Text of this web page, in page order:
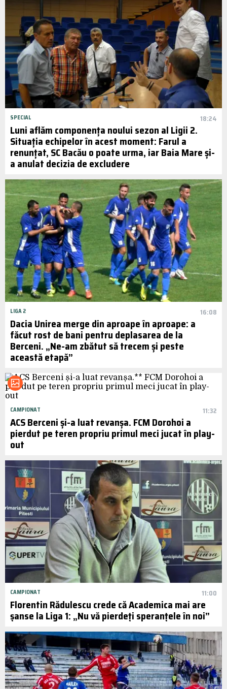
SPECIAL 18:24
Luni aflăm componența noului sezon al Ligii 2.
Situația echipelor în acest moment: Farul a
renunțat, SC Bacău o poate urma, iar Baia Mare și-
a anulat decizia de excludere
LIGA 2 16:08
Dacia Unirea merge din aproape în aproape: a
făcut rost de bani pentru deplasarea de la
Berceni. „Ne-am zbătut să trecem și peste
această etapă”
CAMPIONAT 11:32
ACS Berceni și-a luat revanșa. FCM Dorohoi a
pierdut pe teren propriu primul meci jucat în play-
out
CAMPIONAT 11:00
Florentin Rădulescu crede că Academica mai are
șanse la Liga 1: „Nu vă pierdeți speranțele în noi”